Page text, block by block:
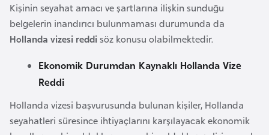
Kişinin seyahat amacı ve şartlarına ilişkin sunduğu
belgelerin inandırıcı bulunmaması durumunda da
Hollanda vizesi reddi söz konusu olabilmektedir.
Ekonomik Durumdan Kaynaklı Hollanda Vize
Reddi
Hollanda vizesi başvurusunda bulunan kişiler, Hollanda
seyahatleri süresince ihtiyaçlarını karşılayacak ekonomik
B
e
l
s